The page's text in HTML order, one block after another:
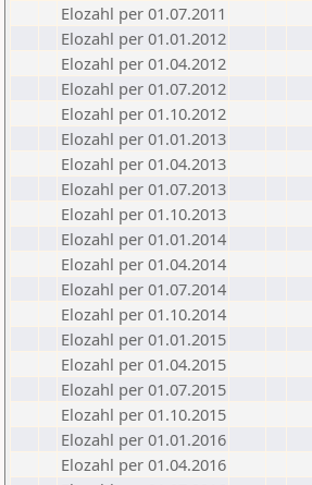
Elozahl per 01.07.2011
Elozahl per 01.01.2012
Elozahl per 01.04.2012
Elozahl per 01.07.2012
Elozahl per 01.10.2012
Elozahl per 01.01.2013
Elozahl per 01.04.2013
Elozahl per 01.07.2013
Elozahl per 01.10.2013
Elozahl per 01.01.2014
Elozahl per 01.04.2014
Elozahl per 01.07.2014
Elozahl per 01.10.2014
Elozahl per 01.01.2015
Elozahl per 01.04.2015
Elozahl per 01.07.2015
Elozahl per 01.10.2015
Elozahl per 01.01.2016
Elozahl per 01.04.2016